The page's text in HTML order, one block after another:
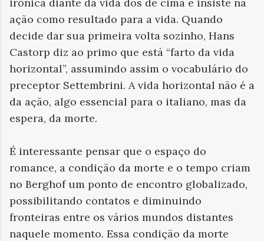
ação como resultado para a vida. Quando
decide dar sua primeira volta sozinho, Hans
Castorp diz ao primo que está “farto da vida
horizontal”, assumindo assim o vocabulário do
preceptor Settembrini. A vida horizontal não é a
da ação, algo essencial para o italiano, mas da
espera, da morte.
É interessante pensar que o espaço do
romance, a condição da morte e o tempo criam
no Berghof um ponto de encontro globalizado,
possibilitando contatos e diminuindo
fronteiras entre os vários mundos distantes
naquele momento. Essa condição da morte